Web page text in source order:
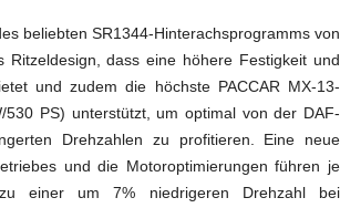
beliebten SR1344-Hinterachsprogramms von
Ritzeldesign, dass eine höhere Festigkeit und
und zudem die höchste PACCAR MX-13-
530 PS) unterstützt, um optimal von der DAF-
Drehzahlen zu profitieren. Eine neue
und die Motoroptimierungen führen je
einer um 7% niedrigeren Drehzahl bei